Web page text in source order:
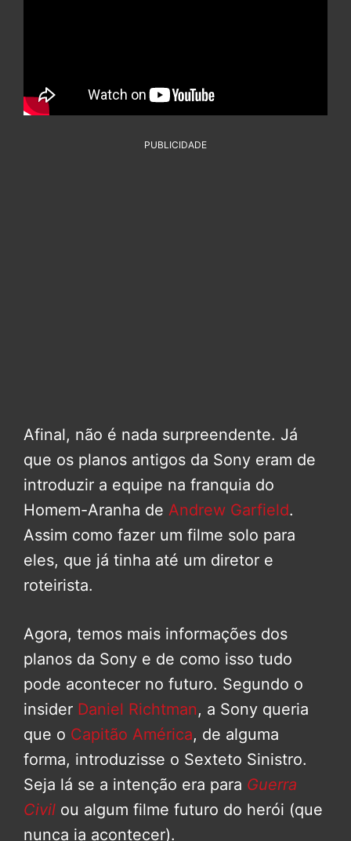
PUBLICIDADE
Afinal, não é nada surpreendente. Já
que os planos antigos da Sony eram de
introduzir a equipe na franquia do
Homem-Aranha de Andrew Garfield.
Assim como fazer um filme solo para
eles, que já tinha até um diretor e
roteirista.
Agora, temos mais informações dos
planos da Sony e de como isso tudo
pode acontecer no futuro. Segundo o
insider Daniel Richtman, a Sony queria
que o Capitão América, de alguma
forma, introduzisse o Sexteto Sinistro.
Seja lá se a intenção era para Guerra
Civil ou algum filme futuro do herói (que
nunca ia acontecer).